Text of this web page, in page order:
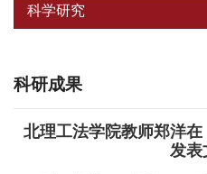
科学研究
科研成果
北理工法学院教师郑洋在
发表